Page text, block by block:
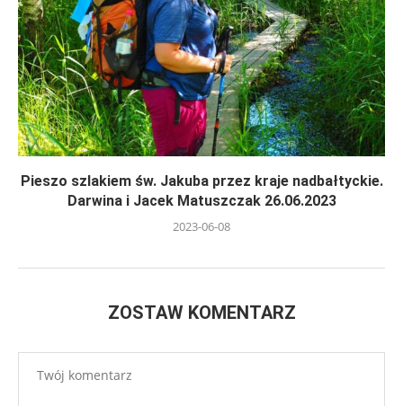
Pieszo szlakiem św. Jakuba przez kraje nadbałtyckie.
Darwina i Jacek Matuszczak 26.06.2023
2023-06-08
ZOSTAW KOMENTARZ